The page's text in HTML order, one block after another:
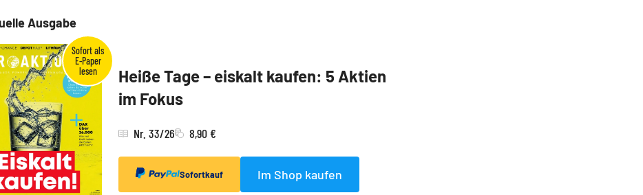
Ausgabe
Heiße Tage – eiskalt kaufen: 5 Aktien
im Fokus
Nr. 33/26 8,90 €
Sofortkauf Im Shop kaufen